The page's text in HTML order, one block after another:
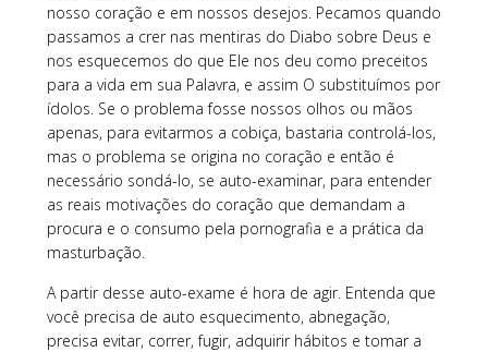
nosso coração e em nossos desejos. Pecamos quando
passamos a crer nas mentiras do Diabo sobre Deus e
nos esquecemos do que Ele nos deu como preceitos
para a vida em sua Palavra, e assim O substituímos por
ídolos. Se o problema fosse nossos olhos ou mãos
apenas, para evitarmos a cobiça, bastaria controlá-los,
mas o problema se origina no coração e então é
necessário sondá-lo, se auto-examinar, para entender
as reais motivações do coração que demandam a
procura e o consumo pela pornografia e a prática da
masturbação.
A partir desse auto-exame é hora de agir. Entenda que
você precisa de auto esquecimento, abnegação,
precisa evitar, correr, fugir, adquirir hábitos e tomar a